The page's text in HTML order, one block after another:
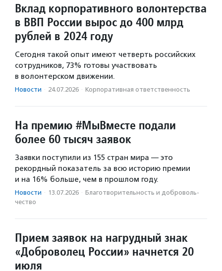
Вклад корпоративного волонтерства
в ВВП России вырос до 400 млрд
рублей в 2024 году
Сегодня такой опыт имеют четверть российских
сотрудников, 73% готовы участвовать
в волонтерском движении.
Новости · 24.07.2026 · Корпоративная ответственность
На премию #МыВместе подали
более 60 тысяч заявок
Заявки поступили из 155 стран мира — это
рекордный показатель за всю историю премии
и на 16% больше, чем в прошлом году.
Новости · 13.07.2026 · Благотвори­тель­ность и доброволь­
чест­во
Прием заявок на нагрудный знак
«Доброволец России» начнется 20
июля